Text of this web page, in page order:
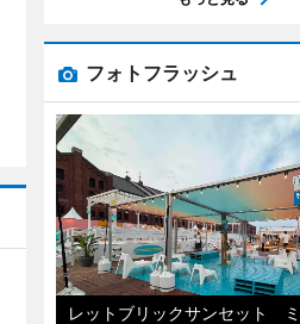
フォトフラッシュ
レットブリックサンセット